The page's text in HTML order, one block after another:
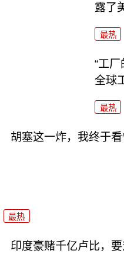
露了
最热
“工
全球
最热
胡塞这一炸，我终于
最热
印度豪赌千亿卢比，要